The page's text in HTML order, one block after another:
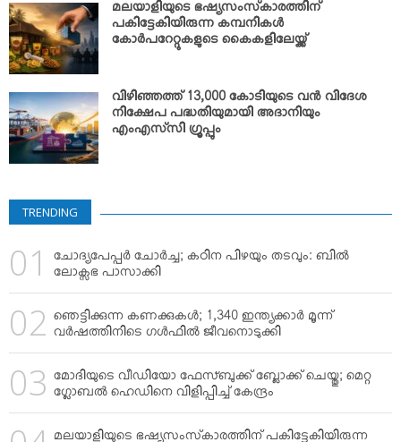
മലയാളിയുടെ ഭഷ്യസംസ്‌കാരത്തിന്
പകിട്ടേകിയിരുന്ന കമ്പനികള്‍
കോര്‍പറേറ്റുകളുടെ കൈകളിലേയ്ക്ക്
വിഴിഞ്ഞത്ത് 13,000 കോടിയുടെ വന്‍ വിദേശ
നിക്ഷേപ പദ്ധതിയുമായി അദാനിയും
എംഎസ്‌സി ഗ്രൂപ്പും
TRENDING
ചോദ്യപേപ്പര്‍ ചോര്‍ച്ച; കഠിന പിഴയും തടവും: ബില്‍
ലോക്സഭ പാസാക്കി
ഞെട്ടിക്കുന്ന കണക്കുകള്‍; 1,340 ഇന്ത്യക്കാര്‍ മൂന്ന്
വര്‍ഷത്തിനിടെ ഗള്‍ഫില്‍ ജീവനൊടുക്കി
മോദിയുടെ വീഡിയോ ഫേസ്ബുക്ക് ബ്ലോക്ക് ചെയ്തു; മെറ്റ
ഗ്ലോബല്‍ ഹെഡിനെ വിളിപ്പിച്ച് കേന്ദ്രം